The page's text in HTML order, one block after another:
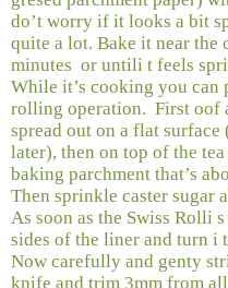
do’t worry if it looks a bit
quite a lot. Bake it near the
minutes or untili t feels
While it’s cooking you can
rolling operation. First oof
spread out on a flat surface
later), then on top of the
baking parchment that’s
Then sprinkle caster sugar
As soon as the Swiss Rolli
sides of the liner and turn i
Now carefully and genty
knife and trim 3mm from